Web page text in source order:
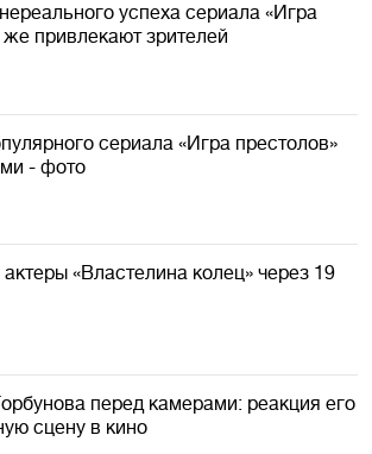
успеха сериала «Игра
же привлекают зрителей
сериала «Игра престолов»
- фото
«Властелина колец» через 19
перед камерами: реакция его
сцену в кино